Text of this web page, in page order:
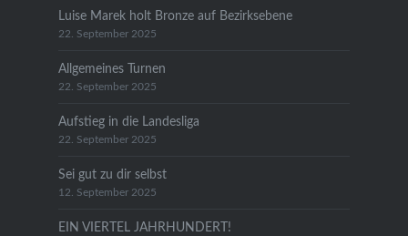
Luise Marek holt Bronze auf Bezirksebene
22. September 2025
Allgemeines Turnen
22. September 2025
Aufstieg in die Landesliga
22. September 2025
Sei gut zu dir selbst
12. September 2025
EIN VIERTEL JAHRHUNDERT!